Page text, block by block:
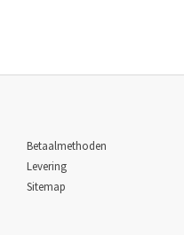
Betaalmethoden
Levering
Sitemap